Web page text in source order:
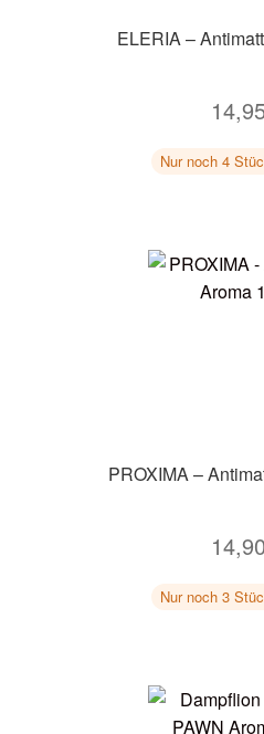
ELERIA –
Nur noch 4
PROXIMA –
14,90
Nur noch 3